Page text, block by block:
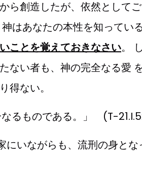
ら創造したが、依然として
はあなたの本性を知ってい
ことを覚えておきなさい。
ない者も、神の完全なる愛
得ない。
るものである。」 (T-
いながらも、流刑の身とな